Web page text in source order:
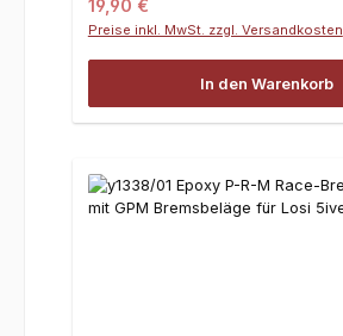
Regulärer Preis:
19,90 €
Preise inkl. MwSt. zzgl. Versandkosten
In den Warenkorb